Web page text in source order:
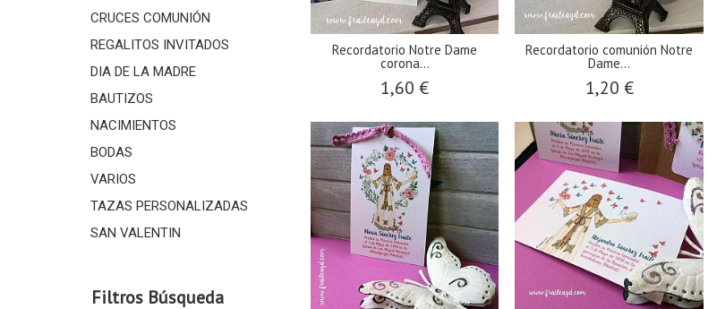
CRUCES COMUNIÓN
REGALITOS INVITADOS
DIA DE LA MADRE
BAUTIZOS
NACIMIENTOS
BODAS
VARIOS
TAZAS PERSONALIZADAS
SAN VALENTIN
Filtros Búsqueda
Recordatorio Notre Dame
corona...
1,60 €
Recordatorio comunión Notre
Dame...
1,20 €